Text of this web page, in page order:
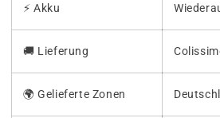
⚡ Akku
🚚 Lieferung
🌍 Gelieferte Zonen